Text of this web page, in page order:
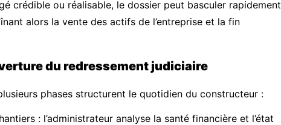
crédible ou réalisable, le dossier peut basculer rapidement
alors la vente des actifs de l’entreprise et la fin
du redressement judiciaire
phases structurent le quotidien du constructeur :
: l’administrateur analyse la santé financière et l’état